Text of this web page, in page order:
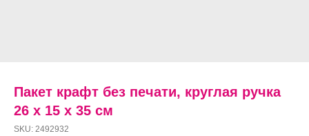
Пакет крафт без печати, круглая ручка
26 х 15 х 35 см
SKU: 2492932